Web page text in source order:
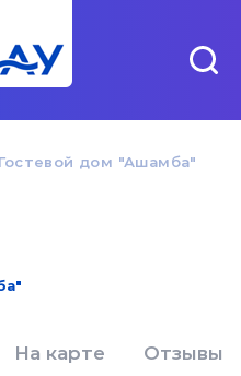
Гостевой дом "Ашамба"
На карте Отзывы